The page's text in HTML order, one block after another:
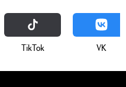
ТikТоk VK